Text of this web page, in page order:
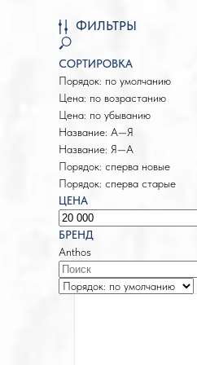
ФИЛЬТРЫ
СОРТИРОВКА
Порядок: по умолчанию
Цена: по возрастанию
Цена: по убыванию
Название: А—Я
Название: Я—А
Порядок: сперва новые
Порядок: сперва старые
ЦЕНА
БРЕНД
Anthos